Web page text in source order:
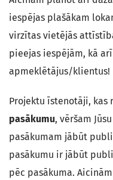
iespējas plašākam
virzītas vietējās
pieejas iespējām, kā
apmeklētājus/klientus!
Projektu īstenotāji, kas
pasākumu, vēršam
pasākumam jābūt
pasākumu ir jābūt
pēc pasākuma.